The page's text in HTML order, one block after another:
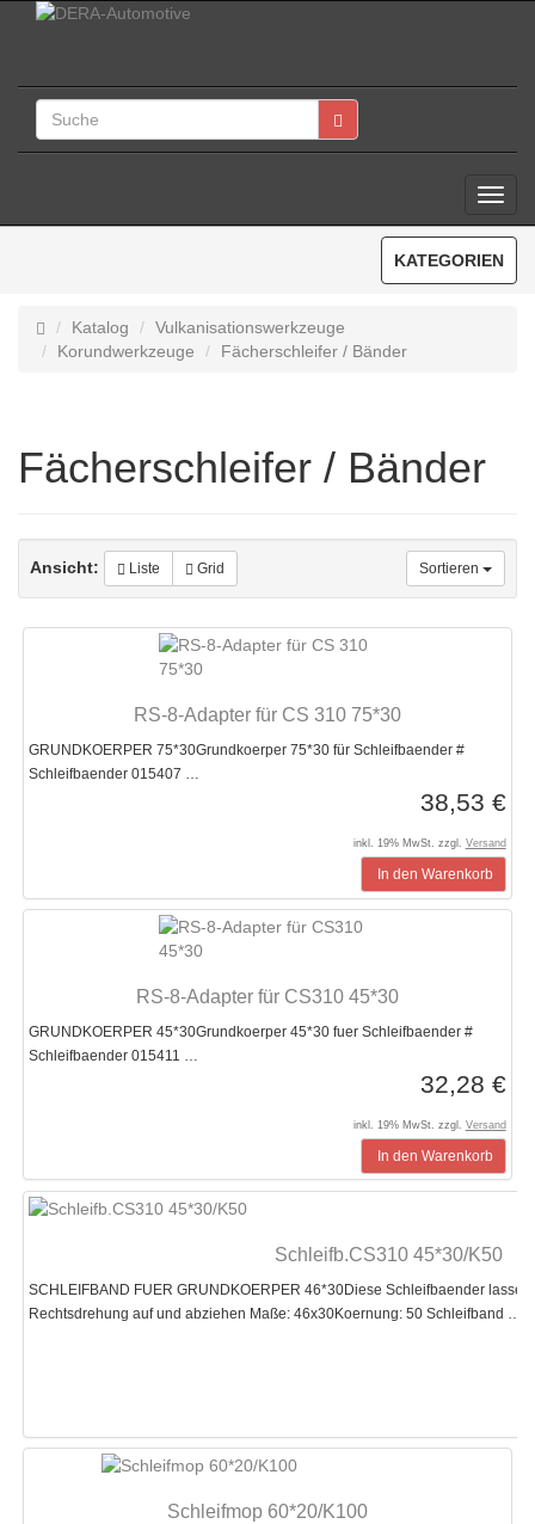
KATEGORIEN
Katalog
Vulkanisationswerkzeuge
Korundwerkzeuge
Fächerschleifer / Bänder
Fächerschleifer / Bänder
Ansicht: Liste Grid Sortieren
RS-8-Adapter für CS 310 75*30
GRUNDKOERPER 75*30Grundkoerper 75*30 für Schleifbaender #
Schleifbaender 015407 …
38,53 €
inkl. 19% MwSt. zzgl. Versand
In den Warenkorb
RS-8-Adapter für CS310 45*30
GRUNDKOERPER 45*30Grundkoerper 45*30 fuer Schleifbaender #
Schleifbaender 015411 …
32,28 €
inkl. 19% MwSt. zzgl. Versand
In den Warenkorb
Schleifb.CS310 45*30/K50
SCHLEIFBAND FUER GRUNDKOERPER 46*30Diese Schleifbaender
Rechtsdrehung auf und abziehen Maße: 46x30Koernung: 50 Schleifband …
Schleifmop 60*20/K100